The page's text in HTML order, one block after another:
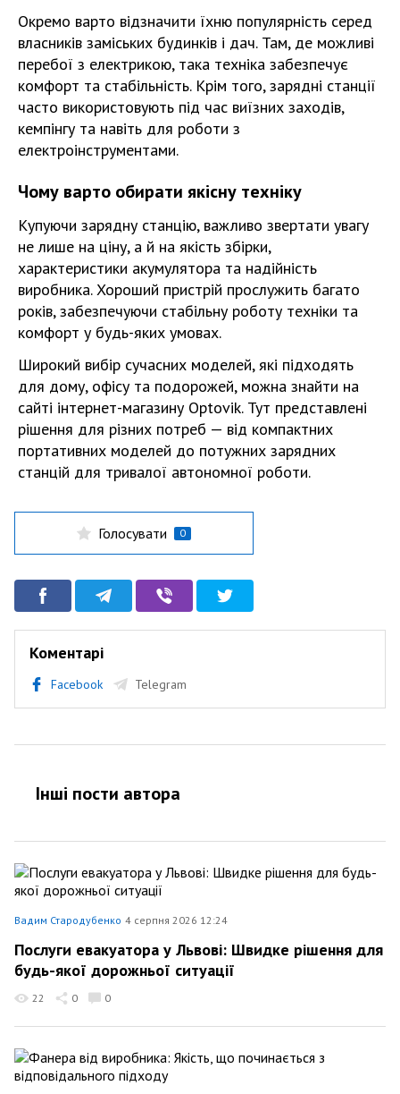
Окремо варто відзначити їхню популярність серед
власників заміських будинків і дач. Там, де можливі
перебої з електрикою, така техніка забезпечує
комфорт та стабільність. Крім того, зарядні станції
часто використовують під час виїзних заходів,
кемпінгу та навіть для роботи з
електроінструментами.
Чому варто обирати якісну техніку
Купуючи зарядну станцію, важливо звертати увагу
не лише на ціну, а й на якість збірки,
характеристики акумулятора та надійність
виробника. Хороший пристрій прослужить багато
років, забезпечуючи стабільну роботу техніки та
комфорт у будь-яких умовах.
Широкий вибір сучасних моделей, які підходять
для дому, офісу та подорожей, можна знайти на
сайті інтернет-магазину Optovik. Тут представлені
рішення для різних потреб — від компактних
портативних моделей до потужних зарядних
станцій для тривалої автономної роботи.
Голосувати 0
Коментарі
Facebook Telegram
Інші пости автора
Вадим Стародубенко 4 серпня 2026 12:24
Послуги евакуатора у Львові: Швидке рішення для
будь-якої дорожньої ситуації
22 0 0